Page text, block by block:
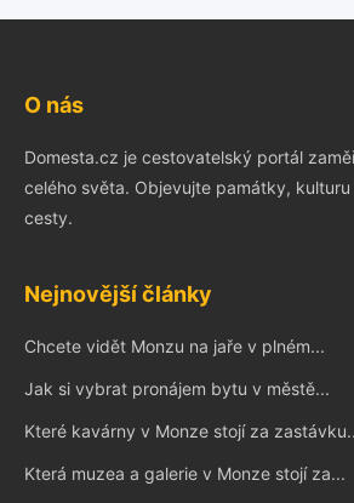
O nás
Domesta.cz je cestovatelský portál
celého světa. Objevujte památky,
cesty.
Nejnovější články
Chcete vidět Monzu na jaře v plném...
Jak si vybrat pronájem bytu v městě...
Které kavárny v Monze stojí za
Která muzea a galerie v Monze stojí za...